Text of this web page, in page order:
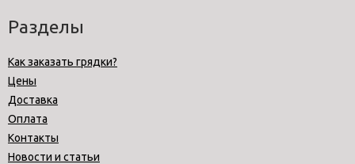
Разделы
Как заказать грядки?
Цены
Доставка
Оплата
Контакты
Новости и статьи